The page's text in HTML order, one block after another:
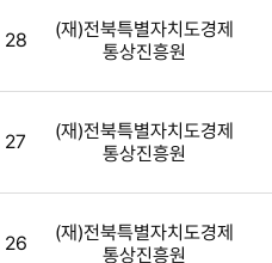
28
(재)전북특별자치도경제
통상진흥원
27
(재)전북특별자치도경제
통상진흥원
26
(재)전북특별자치도경제
통상진흥원